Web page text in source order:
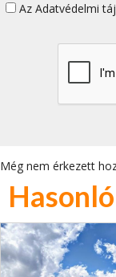
Az Adatvédelmi
Még nem érkezett